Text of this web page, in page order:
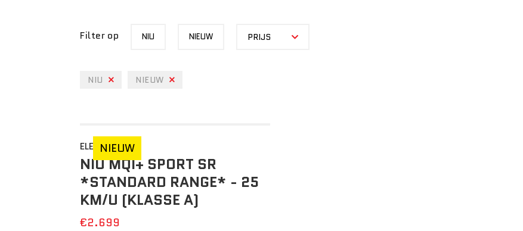
Filter op NIU NIEUW PRIJS
NIU NIEUW
NIEUW
ELEKTRISCH
NIU MQI+ SPORT SR
*STANDARD RANGE* - 25
KM/U (KLASSE A)
€2.699